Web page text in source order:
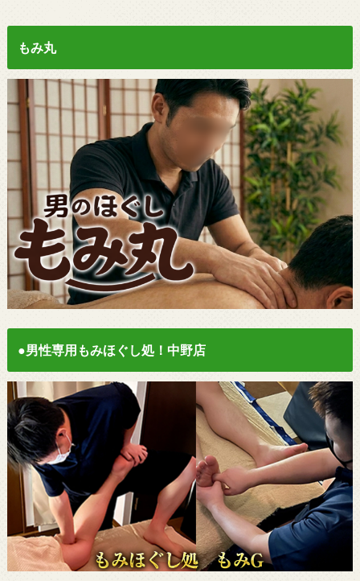
もみ丸
●男性専用もみほぐし処！中野店